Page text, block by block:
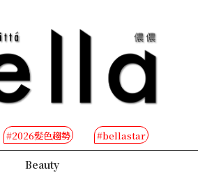
#2026髮色趨勢 #bellastar
Beauty